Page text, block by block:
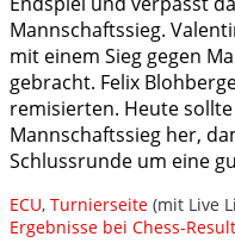
Mannschaftssieg.
mit einem Sieg gegen
gebracht. Felix
remisierten. Heute
Mannschaftssieg her,
Schlussrunde um eine
ECU, Turnierseite (mit Live
Ergebnisse bei Chess-